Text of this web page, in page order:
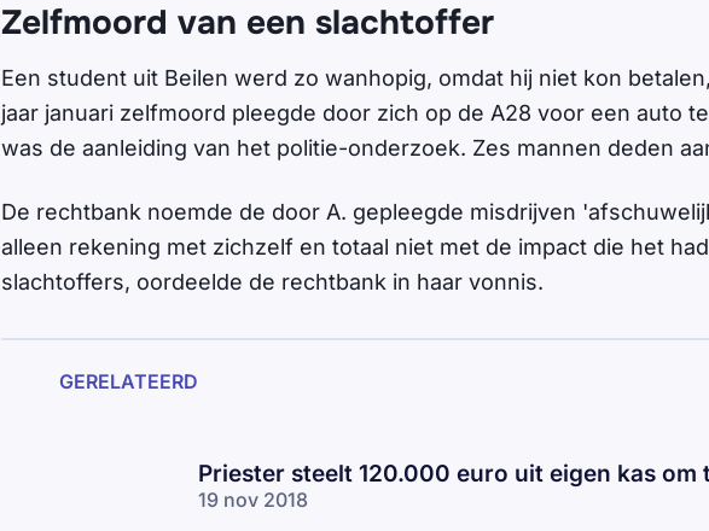
Zelfmoord van een slachtoffer
Een student uit Beilen werd zo wanhopig, omdat hij niet kon
jaar januari zelfmoord pleegde door zich op de A28 voor een auto
was de aanleiding van het politie-onderzoek. Zes mannen deden
De rechtbank noemde de door A. gepleegde misdrijven
alleen rekening met zichzelf en totaal niet met de impact die het
slachtoffers, oordeelde de rechtbank in haar vonnis.
GERELATEERD
Priester steelt 120.000 euro uit eigen kas om
19 nov 2018